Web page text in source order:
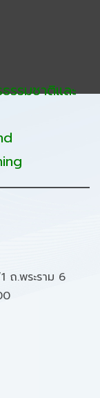
รรมชาติและ
ถ.พระราม 6